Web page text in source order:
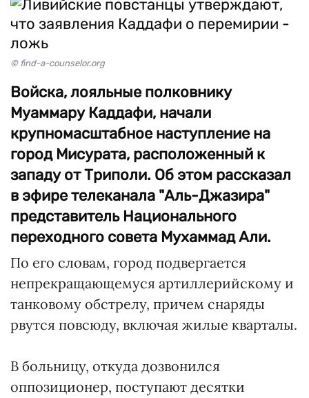
© find-a-counselor.org
Войска, лояльные полковнику
Муаммару Каддафи, начали
крупномасштабное наступление на
город Мисурата, расположенный к
западу от Триполи. Об этом рассказал
в эфире телеканала "Аль-Джазира"
представитель Национального
переходного совета Мухаммад Али.
По его словам, город подвергается
непрекращающемуся артиллерийскому и
танковому обстрелу, причем снаряды
рвутся повсюду, включая жилые кварталы.
В больницу, откуда дозвонился
оппозиционер, поступают десятки